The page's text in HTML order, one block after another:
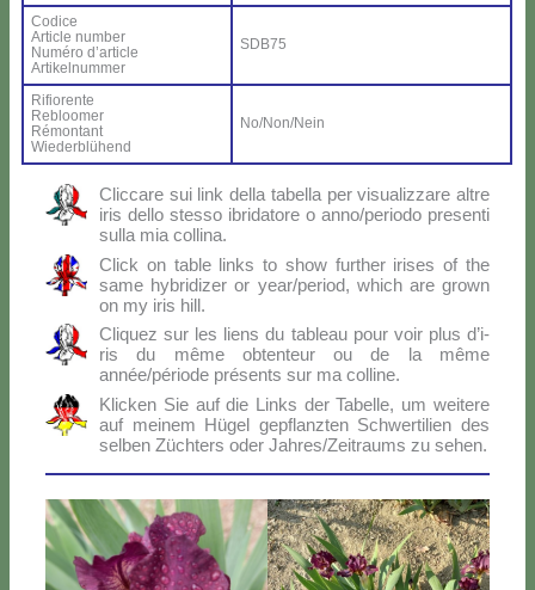
Co­di­ce
Ar­ti­cle num­ber
Nu­mé­ro d’ar­ti­cle
Ar­ti­kel­num­mer
SDB75
Ri­fio­ren­te
Re­bloo­mer
Ré­mon­tant
Wie­der­blü­hend
No/Non/Nein
Clic­ca­re sui link del­la ta­bel­la per vi­sua­liz­za­re al­tre
iris del­lo stes­so ibri­da­to­re o anno/periodo pre­sen­ti
sul­la mia col­li­na.
Click on ta­ble links to show fur­ther iri­ses of the
sa­me hy­bri­di­zer or year/period, which are gro­wn
on my iris hill.
Cli­quez sur les liens du ta­bleau pour voir plus d’i­
ris du mê­me ob­ten­teur ou de la mê­me
année/période pré­sen­ts sur ma col­li­ne.
Klic­ken Sie auf die Links der Ta­bel­le, um wei­te­re
auf mei­nem Hü­gel ge­p­flanz­ten Sch­wer­ti­lien des
sel­ben Zü­ch­ters oder Jahres/Zeitraums zu se­hen.